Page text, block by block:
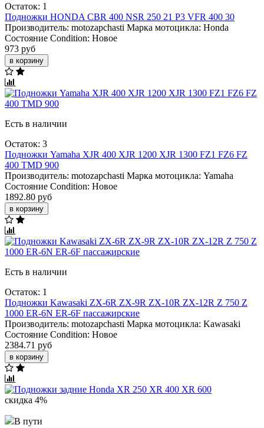
Остаток: 1
Подножки HONDA CBR 400 NSR 250 21 P3 VFR 400 30
Производитель: motozapchasti Марка мотоцикла: Honda
Состояние Condition: Новое
973 руб
в корзину
Есть в наличии
Остаток: 3
Подножки Yamaha XJR 400 XJR 1200 XJR 1300 FZ1 FZ6 FZ
400 TMD 900
Производитель: motozapchasti Марка мотоцикла: Yamaha
Состояние Condition: Новое
1892.80 руб
в корзину
Есть в наличии
Остаток: 1
Подножки Kawasaki ZX-6R ZX-9R ZX-10R ZX-12R Z 750 Z
1000 ER-6N ER-6F пассажирские
Производитель: motozapchasti Марка мотоцикла: Kawasaki
Состояние Condition: Новое
2384.71 руб
в корзину
скидка 4%
В пути